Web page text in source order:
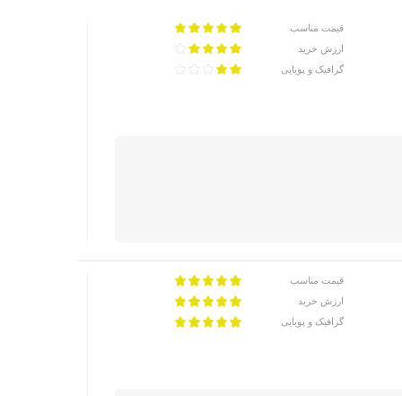
قیمت مناسب
ارزش خرید
گرافیک و پویایی
قیمت مناسب
ارزش خرید
گرافیک و پویایی